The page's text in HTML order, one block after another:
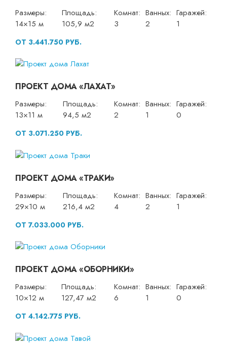
Размеры:
14×15 м
Площадь:
105,9 м2
Комнат:
3
Ванных:
2
Гаражей:
1
ОТ 3.441.750 РУБ.
ПРОЕКТ ДОМА «ЛАХАТ»
Размеры:
13×11 м
Площадь:
94,5 м2
Комнат:
2
Ванных:
1
Гаражей:
0
ОТ 3.071.250 РУБ.
ПРОЕКТ ДОМА «ТРАКИ»
Размеры:
29×10 м
Площадь:
216,4 м2
Комнат:
4
Ванных:
2
Гаражей:
1
ОТ 7.033.000 РУБ.
ПРОЕКТ ДОМА «ОБОРНИКИ»
Размеры:
10×12 м
Площадь:
127,47 м2
Комнат:
6
Ванных:
1
Гаражей:
0
ОТ 4.142.775 РУБ.